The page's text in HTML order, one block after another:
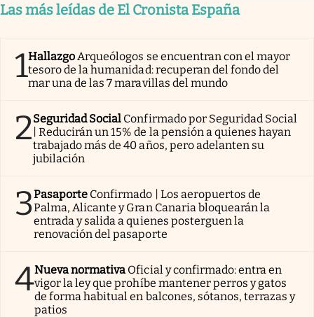
Las más leídas de El Cronista España
1Hallazgo Arqueólogos se encuentran con el mayor
tesoro de la humanidad: recuperan del fondo del
mar una de las 7 maravillas del mundo
2Seguridad Social Confirmado por Seguridad Social
| Reducirán un 15% de la pensión a quienes hayan
trabajado más de 40 años, pero adelanten su
jubilación
3Pasaporte Confirmado | Los aeropuertos de
Palma, Alicante y Gran Canaria bloquearán la
entrada y salida a quienes posterguen la
renovación del pasaporte
4Nueva normativa Oficial y confirmado: entra en
vigor la ley que prohíbe mantener perros y gatos
de forma habitual en balcones, sótanos, terrazas y
patios